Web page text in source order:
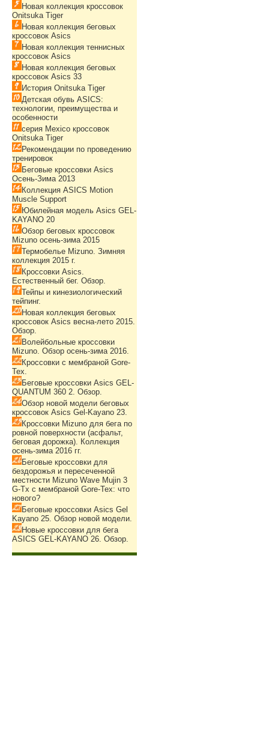
Новая коллекция кроссовок
Onitsuka Tiger
Новая коллекция беговых
кроссовок Asics
Новая коллекция теннисных
кроссовок Asics
Новая коллекция беговых
кроссовок Asics 33
История Onitsuka Tiger
Детская обувь ASICS:
технологии, преимущества и
особенности
серия Mexico кроссовок
Onitsuka Tiger
Рекомендации по проведению
тренировок
Беговые кроссовки Asics
Осень-Зима 2013
Коллекция ASICS Motion
Muscle Support
Юбилейная модель Asics GEL-
KAYANO 20
Обзор беговых кроссовок
Mizuno осень-зима 2015
Термобелье Mizuno. Зимняя
коллекция 2015 г.
Кроссовки Asics.
Естественный бег. Обзор.
Тейпы и кинезиологический
тейпинг.
Новая коллекция беговых
кроссовок Asics весна-лето 2015.
Обзор.
Волейбольные кроссовки
Mizuno. Обзор осень-зима 2016.
Кроссовки с мембраной Gore-
Tex.
Беговые кроссовки Asics GEL-
QUANTUM 360 2. Обзор.
Обзор новой модели беговых
кроссовок Asics Gel-Kayano 23.
Кроссовки Mizuno для бега по
ровной поверхности (асфальт,
беговая дорожка). Коллекция
осень-зима 2016 гг.
Беговые кроссовки для
бездорожья и пересеченной
местности Mizuno Wave Mujin 3
G-Tx с мембраной Gore-Tex: что
нового?
Беговые кроссовки Asics Gel
Kayano 25. Обзор новой модели.
Новые кроссовки для бега
ASICS GEL-KAYANO 26. Обзор.